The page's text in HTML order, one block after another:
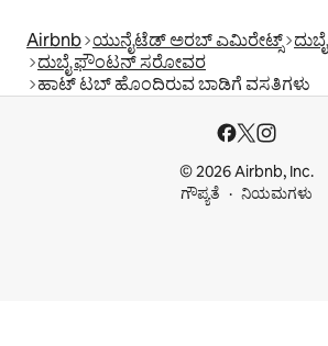
Airbnb ಯುನೈಟೆಡ್ ಅರಬ್ ಎಮಿರೇಟ್ಸ್ ದುಬೈ
ದುಬೈ ಫೌಂಟನ್ ಸರೋವರ
ಹಾಟ್ ಟಬ್ ಹೊಂದಿರುವ ಬಾಡಿಗೆ ವಸತಿಗಳು
© 2026 Airbnb, Inc.
ಗೌಪ್ಯತೆ
ನಿಯಮಗಳು